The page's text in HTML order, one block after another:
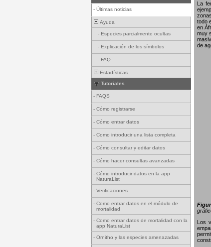
- Últimas noticias
Ayuda
- Especies parcialmente ocultas
- Explicación de los símbolos
- FAQ
Estadísticas
Tutoriales
- FAQS
- Cómo registrarse
- Cómo entrar datos
- Como introducir una lista completa
- Cómo consultar y editar datos
- Cómo hacer consultas avanzadas
- Cómo introducir datos en la app
NaturaList
- Verificaciones
- Como entrar datos en el módulo de
mortalidad
- Como entrar datos de mortalidad con la
app NaturaList
- Ornitho y las especies amenazadas
La
todo
en
muy
de
Los